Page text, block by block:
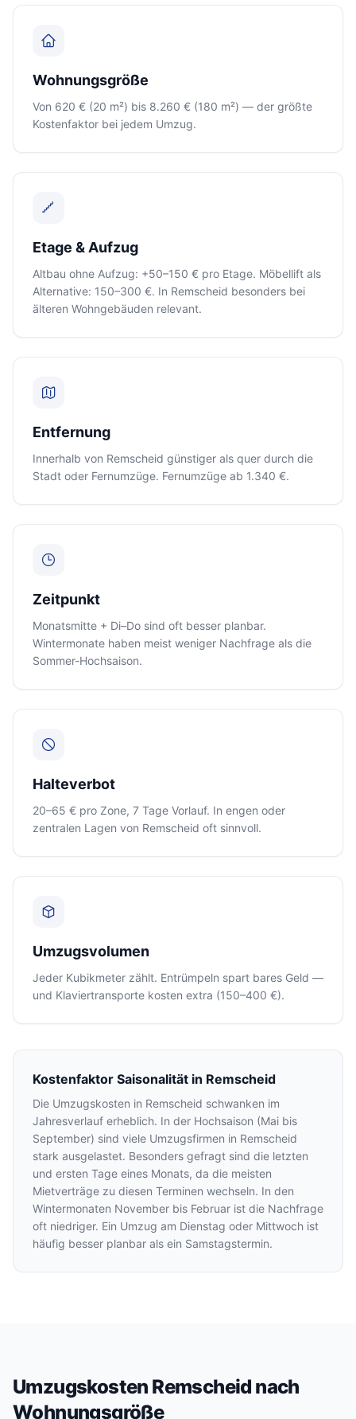
Wohnungsgröße
Von 620 € (20 m²) bis 8.260 € (180 m²) — der größte
Kostenfaktor bei jedem Umzug.
Etage & Aufzug
Altbau ohne Aufzug: +50–150 € pro Etage. Möbellift als
Alternative: 150–300 €. In Remscheid besonders bei
älteren Wohngebäuden relevant.
Entfernung
Innerhalb von Remscheid günstiger als quer durch die
Stadt oder Fernumzüge. Fernumzüge ab 1.340 €.
Zeitpunkt
Monatsmitte + Di–Do sind oft besser planbar.
Wintermonate haben meist weniger Nachfrage als die
Sommer-Hochsaison.
Halteverbot
20–65 € pro Zone, 7 Tage Vorlauf. In engen oder
zentralen Lagen von Remscheid oft sinnvoll.
Umzugsvolumen
Jeder Kubikmeter zählt. Entrümpeln spart bares Geld —
und Klaviertransporte kosten extra (150–400 €).
Kostenfaktor Saisonalität in Remscheid
Die Umzugskosten in Remscheid schwanken im
Jahresverlauf erheblich. In der Hochsaison (Mai bis
September) sind viele Umzugsfirmen in Remscheid
stark ausgelastet. Besonders gefragt sind die letzten
und ersten Tage eines Monats, da die meisten
Mietverträge zu diesen Terminen wechseln. In den
Wintermonaten November bis Februar ist die Nachfrage
oft niedriger. Ein Umzug am Dienstag oder Mittwoch ist
häufig besser planbar als ein Samstagstermin.
Umzugskosten Remscheid nach
Wohnungsgröße